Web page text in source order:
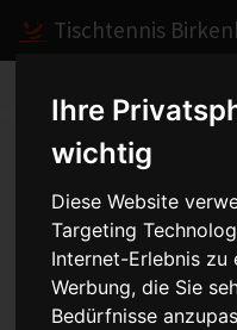
Ihre
wichtig
Diese Website
Targeting
Internet-Erlebnis zu
Werbung, die Sie
Bedürfnisse
Tischtennis
Home Spiele 2010/
Spielbericht anzeigen
Herren I -
- 8:8vom